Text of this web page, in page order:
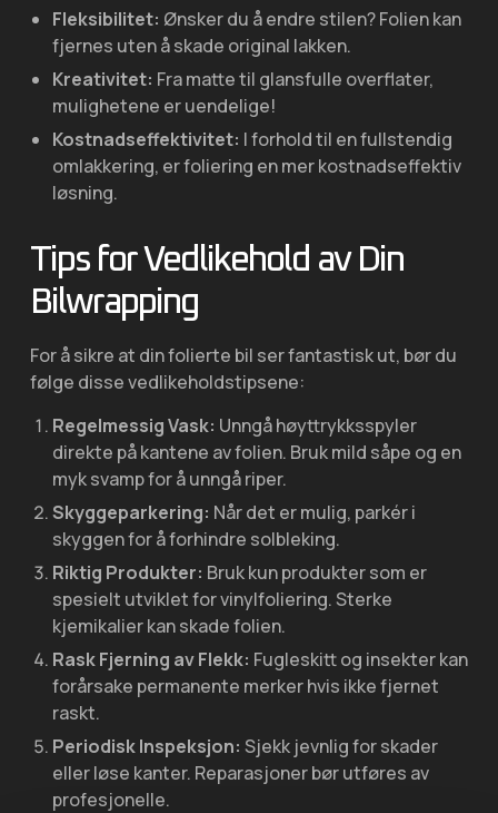
Fleksibilitet: Ønsker du å endre stilen? Folien kan
fjernes uten å skade original lakken.
Kreativitet: Fra matte til glansfulle overflater,
mulighetene er uendelige!
Kostnadseffektivitet: I forhold til en fullstendig
omlakkering, er foliering en mer kostnadseffektiv
løsning.
Tips for Vedlikehold av Din
Bilwrapping
For å sikre at din folierte bil ser fantastisk ut, bør du
følge disse vedlikeholdstipsene:
Regelmessig Vask: Unngå høyttrykksspyler
direkte på kantene av folien. Bruk mild såpe og en
myk svamp for å unngå riper.
Skyggeparkering: Når det er mulig, parkér i
skyggen for å forhindre solbleking.
Riktig Produkter: Bruk kun produkter som er
spesielt utviklet for vinylfoliering. Sterke
kjemikalier kan skade folien.
Rask Fjerning av Flekk: Fugleskitt og insekter kan
forårsake permanente merker hvis ikke fjernet
raskt.
Periodisk Inspeksjon: Sjekk jevnlig for skader
eller løse kanter. Reparasjoner bør utføres av
profesjonelle.